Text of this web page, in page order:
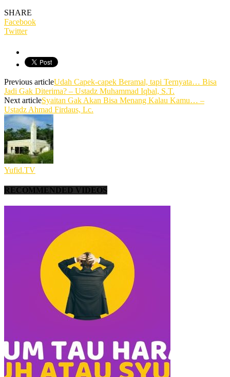
SHARE
Facebook
Twitter
Previous articleUdah Capek-capek Beramal, tapi Ternyata… Bisa
Jadi Gak Diterima? – Ustadz Muhammad Iqbal, S.T.
Next articleSyaitan Gak Akan Bisa Menang Kalau Kamu… –
Ustadz Ahmad Firdaus, Lc.
Yufid.TV
RECOMMENDED VIDEOS